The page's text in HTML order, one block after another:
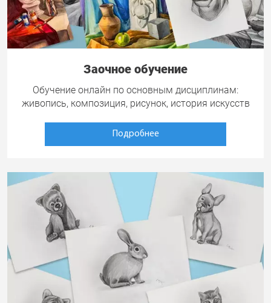
Заочное обучение
Обучение онлайн по основным дисциплинам:
живопись, композиция, рисунок, история искусств
Подробнее